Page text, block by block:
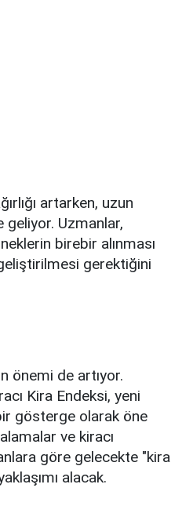
artarken, uzun
geliyor. Uzmanlar,
birebir alınması
gerektiğini
önemi de artıyor.
Kira Endeksi, yeni
gösterge olarak öne
ve kiracı
göre gelecekte "kira
alacak.